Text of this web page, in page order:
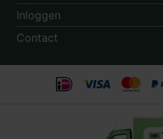
Inloggen
Contact